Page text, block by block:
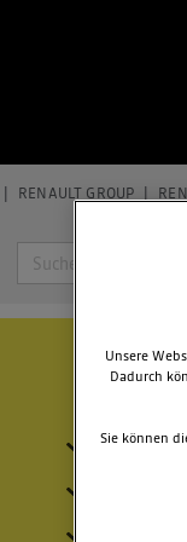
RENAULT GROUP
Suche
Unsere
Dadurch
Sie können